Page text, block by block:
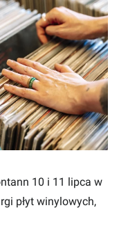
10 i 11 lipca w
płyt winylowych,